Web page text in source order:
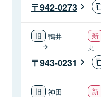
942-0273
鴨井
更
943-0231
神田